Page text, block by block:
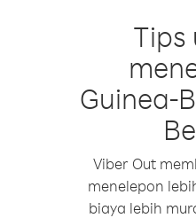
Tips
Guinea-
Viber Out
menelepon
biaya lebih